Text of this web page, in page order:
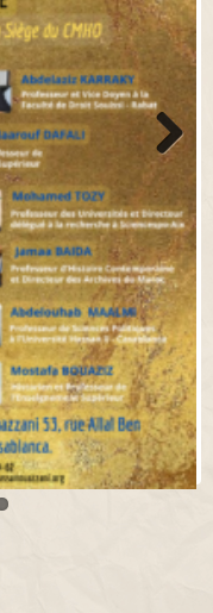
Next